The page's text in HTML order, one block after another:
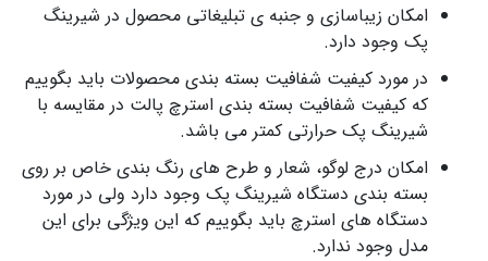
امکان زیباسازی و جنبه ی تبلیغاتی محصول در شیرینگ
پک وجود دارد.
در مورد کیفیت شفافیت بسته بندی محصولات باید بگوییم
که کیفیت شفافیت بسته بندی استرچ پالت در مقایسه با
شیرینگ پک حرارتی کمتر می باشد.
امکان درج لوگو، شعار و طرح‌ های رنگ بندی خاص بر روی
بسته بندی دستگاه شیرینگ پک وجود دارد ولی در مورد
دستگاه‌ های استرچ باید بگوییم که این ویژگی برای این
مدل وجود ندارد.